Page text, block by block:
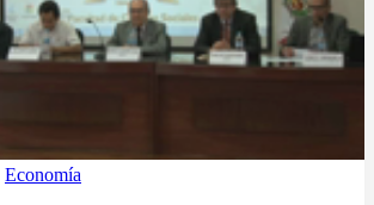
Economía